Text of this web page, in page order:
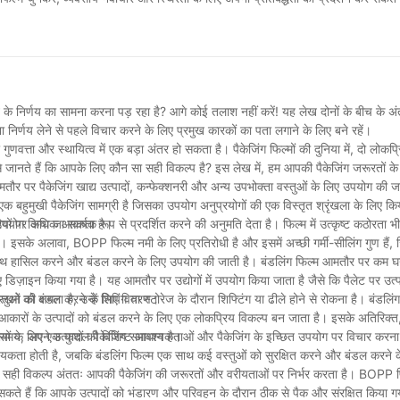
दोष पैदा कर सकता है।
का उपयोग करें।
एक उपयुक्त एंकरिंग परत के साथ लेपित किया गया है।
तापमान और इंजेक्शन दबाव को समायोजित करें।
को असमान रूप से सिकोड़ सकता है।
है, तो यह मिसलिग्न्मेंट को जन्म दे सकता है।
BOPP फिल्मों का उपयोग करें।
कंडीशनिंग सुनिश्चित करें।
चक्र समय को नियंत्रित करें।
समायोजित करें।
का उपयोग करें।
को कम करें।
बनती है।
रहता है।
अपनी पैकेजिंग को अगले स्तर पर ले जाएं। आपके ग्राहक और ग्रह आपको धन्यवाद देंगे।
का सामना करना पड़ रहा है? आगे कोई तलाश नहीं करें! यह लेख दोनों के बीच के
लेने से पहले विचार करने के लिए प्रमुख कारकों का पता लगाने के लिए बने रहें।
और स्थायित्व में एक बड़ा अंतर हो सकता है। पैकेजिंग फिल्मों की दुनिया में, दो
जानते हैं कि आपके लिए कौन सा सही विकल्प है? इस लेख में, हम आपकी पैकेजिंग जरूरतों
पर पैकेजिंग खाद्य उत्पादों, कन्फेक्शनरी और अन्य उपभोक्ता वस्तुओं के लिए उपयोग की
बहुमुखी पैकेजिंग सामग्री है जिसका उपयोग अनुप्रयोगों की एक विस्तृत श्रृंखला के लिए
किया जा सकता है।
पर अधिक आकर्षक रूप से प्रदर्शित करने की अनुमति देता है। फिल्म में उत्कृष्ट कठोरता
अलावा, BOPP फिल्म नमी के लिए प्रतिरोधी है और इसमें अच्छी गर्मी-सीलिंग गुण हैं,
करने और बंडल करने के लिए उपयोग की जाती है। बंडलिंग फिल्म आमतौर पर कम
किया गया है। यह आमतौर पर उद्योगों में उपयोग किया जाता है जैसे कि पैलेट पर
को बंडल करने के लिए वितरण।
क्षमता है, उन्हें शिपिंग या स्टोरेज के दौरान शिफ्टिंग या ढीले होने से रोकना है।
के उत्पादों को बंडल करने के लिए एक लोकप्रिय विकल्प बन जाता है। इसके
के लिए एक कुशल पैकेजिंग समाधान है।
अपने उत्पादों की विशिष्ट आवश्यकताओं और पैकेजिंग के इच्छित उपयोग पर विचार करना
होती है, जबकि बंडलिंग फिल्म एक साथ कई वस्तुओं को सुरक्षित करने और बंडल करने
विकल्प अंततः आपकी पैकेजिंग की जरूरतों और वरीयताओं पर निर्भर करता है। BOPP
कि आपके उत्पादों को भंडारण और परिवहन के दौरान ठीक से पैक और संरक्षित किया